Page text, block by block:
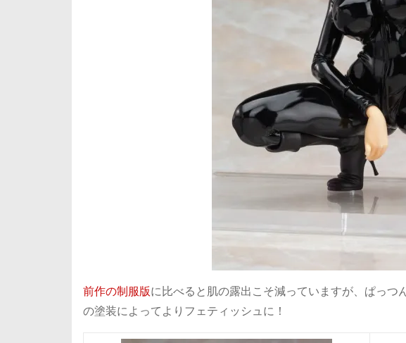
前作の制服版に比べると肌の露出こそ減っていますが、ぱっ
の塗装によってよりフェティッシュに！